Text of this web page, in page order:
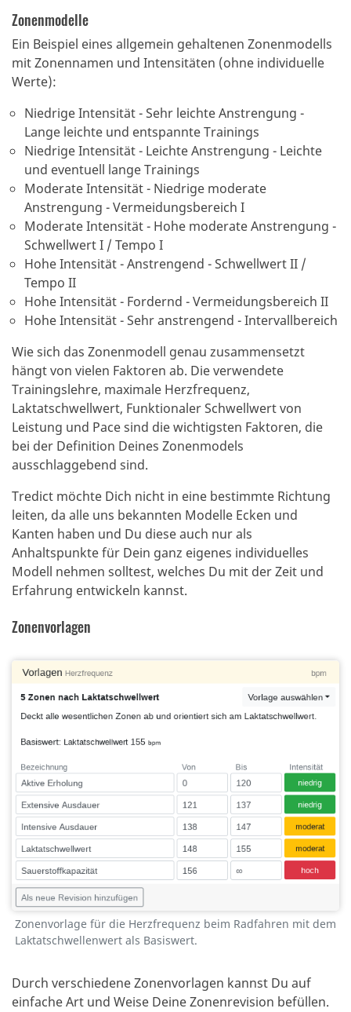
Zonenmodelle
Ein Beispiel eines allgemein gehaltenen Zonenmodells
mit Zonennamen und Intensitäten (ohne individuelle
Werte):
Niedrige Intensität - Sehr leichte Anstrengung -
Lange leichte und entspannte Trainings
Niedrige Intensität - Leichte Anstrengung - Leichte
und eventuell lange Trainings
Moderate Intensität - Niedrige moderate
Anstrengung - Vermeidungsbereich I
Moderate Intensität - Hohe moderate Anstrengung -
Schwellwert I / Tempo I
Hohe Intensität - Anstrengend - Schwellwert II /
Tempo II
Hohe Intensität - Fordernd - Vermeidungsbereich II
Hohe Intensität - Sehr anstrengend - Intervallbereich
Wie sich das Zonenmodell genau zusammensetzt
hängt von vielen Faktoren ab. Die verwendete
Trainingslehre, maximale Herzfrequenz,
Laktatschwellwert, Funktionaler Schwellwert von
Leistung und Pace sind die wichtigsten Faktoren, die
bei der Definition Deines Zonenmodels
ausschlaggebend sind.
Tredict möchte Dich nicht in eine bestimmte Richtung
leiten, da alle uns bekannten Modelle Ecken und
Kanten haben und Du diese auch nur als
Anhaltspunkte für Dein ganz eigenes individuelles
Modell nehmen solltest, welches Du mit der Zeit und
Erfahrung entwickeln kannst.
Zonenvorlagen
Zonenvorlage für die Herzfrequenz beim Radfahren mit dem
Laktatschwellenwert als Basiswert.
Durch verschiedene Zonenvorlagen kannst Du auf
einfache Art und Weise Deine Zonenrevision befüllen.